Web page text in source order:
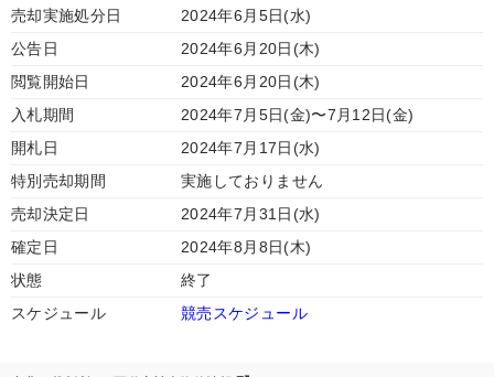
売却実施処分日
2024年6月5日(水)
公告日
2024年6月20日(木)
閲覧開始日
2024年6月20日(木)
入札期間
2024年7月5日(金)〜7月12日(金)
開札日
2024年7月17日(水)
特別売却期間
実施しておりません
売却決定日
2024年7月31日(水)
確定日
2024年8月8日(木)
状態
終了
スケジュール
競売スケジュール